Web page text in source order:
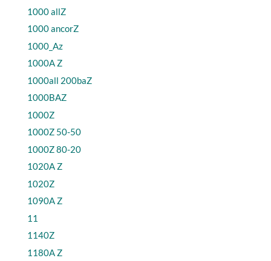
1000 allZ
1000 ancorZ
1000_Az
1000A Z
1000all 200baZ
1000BAZ
1000Z
1000Z 50-50
1000Z 80-20
1020A Z
1020Z
1090A Z
11
1140Z
1180A Z